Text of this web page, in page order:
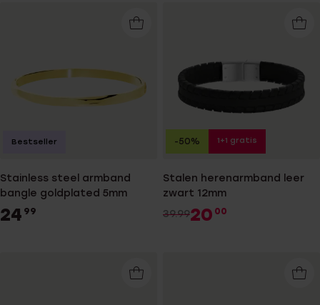
Stainless steel armband
bangle goldplated 5mm
24 99
Bestseller
Stalen herenarmband leer
zwart 12mm
39.9920 00
-50% 1+1 gratis